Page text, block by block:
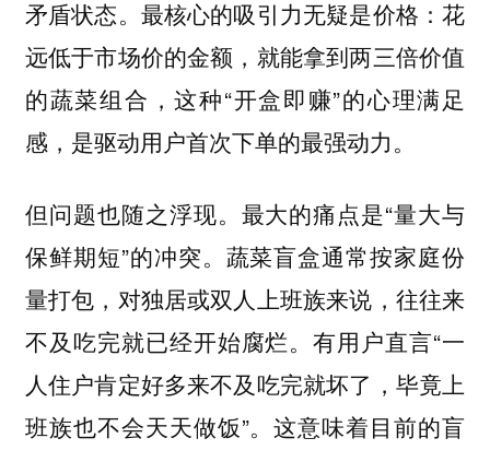
矛盾状态。最核心的吸引力无疑是价格：花
远低于市场价的金额，就能拿到两三倍价值
的蔬菜组合，这种“开盒即赚”的心理满足
感，是驱动用户首次下单的最强动力。
但问题也随之浮现。最大的痛点是“量大与
保鲜期短”的冲突。蔬菜盲盒通常按家庭份
量打包，对独居或双人上班族来说，往往来
不及吃完就已经开始腐烂。有用户直言“一
人住户肯定好多来不及吃完就坏了，毕竟上
班族也不会天天做饭”。这意味着目前的盲